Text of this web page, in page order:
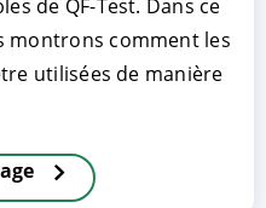
de QF-Test. Dans ce
montrons comment les
utilisées de manière